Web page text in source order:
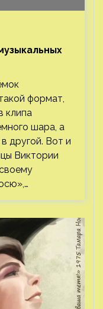
формат,
клипа
шара, а
другой. Вот и
Виктории